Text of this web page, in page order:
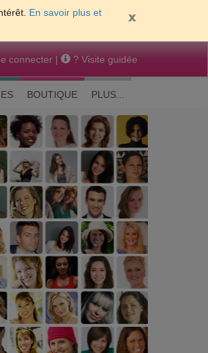
En savoir plus et
connecter | ? Visite guidée
BOUTIQUE PLUS...